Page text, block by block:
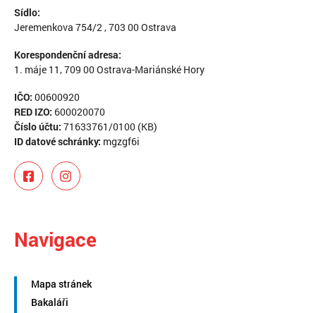
Sídlo:
Jeremenkova 754/2 , 703 00 Ostrava
Korespondenční adresa:
1. máje 11, 709 00 Ostrava-Mariánské Hory
IČO: 00600920
RED IZO: 600020070
Číslo účtu: 71633761/0100 (KB)
ID datové schránky: mgzgf6i
Navigace
Mapa stránek
Bakaláři